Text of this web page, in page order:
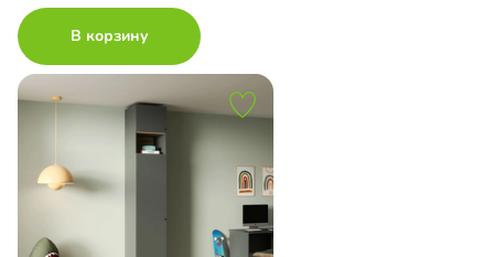
В корзину